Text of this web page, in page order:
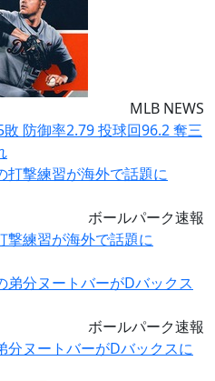
MLB NEWS
防御率2.79 投球回96.2 奪三
ボールパーク速報
撃練習が海外で話題に
ボールパーク速報
分ヌートバーがDバックスに